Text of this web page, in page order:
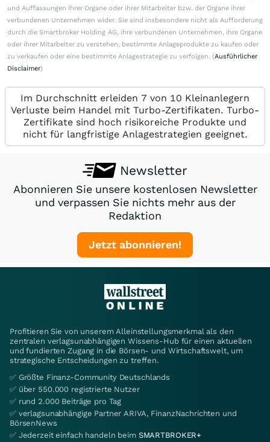
und Auffassungen ihrer Organe oder ihrer Mitarbeiter bzw. der Organe ihrer
verbundenen Unternehmen wider. Sie sind insbesondere nicht als Aufforderung
durch die Smartbroker Holding AG, ihre verbundenen Unternehmen, ihre Organe
oder ihrer Mitarbeiter zu verstehen, bestimmte Anlageprodukte zu kaufen oder
zu verkaufen oder eine bestimmte Anlagestrategie zu verfolgen. (Ausführlicher
Disclaimer)
Im Durchschnitt erleiden 7 von 10 Kleinanlegern
Verluste beim Handel mit Turbo-Zertifikaten. Turbo-
Zertifikate sind hoch risikoreiche Produkte und
nicht für langfristige Anlagestrategien geeignet.
Newsletter
Abonnieren Sie unsere kostenlosen Newsletter
und verpassen Sie nichts mehr aus der
Redaktion
Jetzt abonnieren!
Profitieren Sie von unserem Alleinstellungsmerkmal als den
zentralen verlagsunabhängigen Wissens-Hub für einen aktuellen
und fundierten Zugang in die Börsen- und Wirtschaftswelt, um
strategische Entscheidungen zu treffen.
✅ Größte Finanz-Community Deutschlands
✅ über 550.000 registrierte Nutzer
✅ rund 2.000 Beiträge pro Tag
✅ verlagsunabhängige Partner ARIVA, FinanzNachrichten und
BörsenNews
✅ Jederzeit einfach handeln beim SMARTBROKER+